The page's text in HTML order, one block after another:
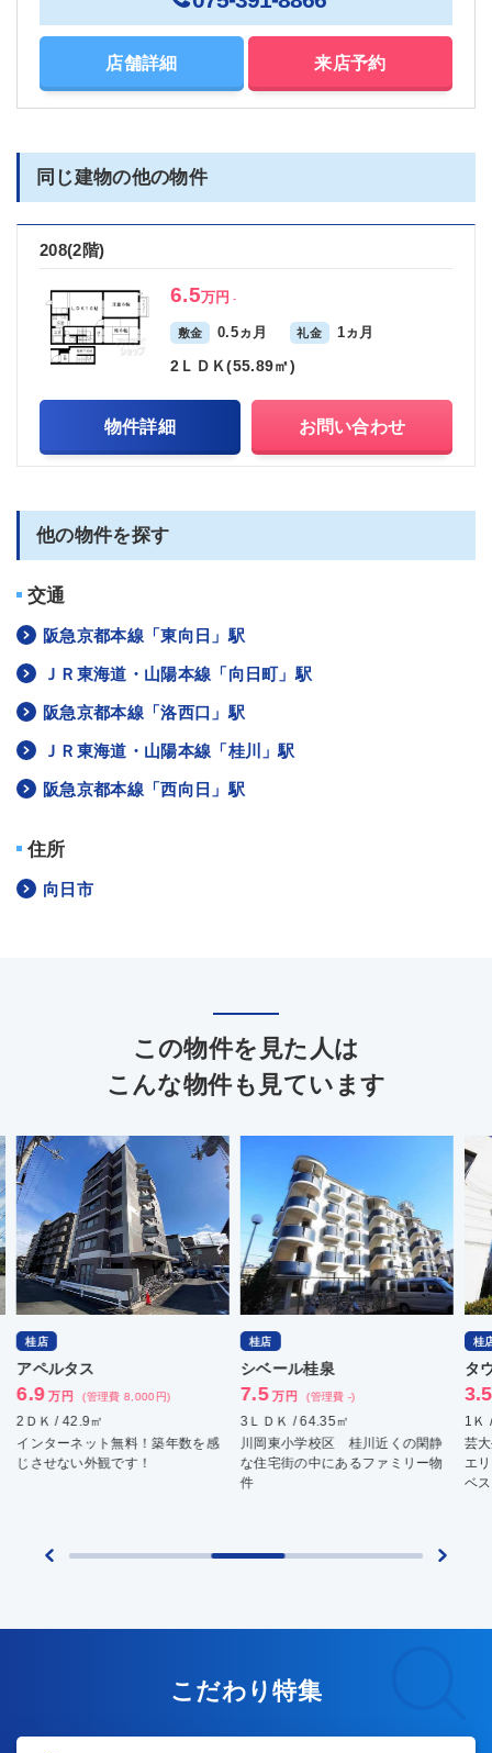
店舗詳細 来店予約
同じ建物の他の物件
208(2階)
6.5万円 -
敷金 0.5ヵ月 礼金 1ヵ月
2ＬＤＫ(55.89㎡)
物件詳細 お問い合わせ
他の物件を探す
交通
阪急京都本線「東向日」駅
ＪＲ東海道・山陽本線「向日町」駅
阪急京都本線「洛西口」駅
ＪＲ東海道・山陽本線「桂川」駅
阪急京都本線「西向日」駅
住所
向日市
この物件を見た人は
こんな物件も見ています
桂店
アペルタス
6.9 万円 (管理費 8,000円)
2ＤＫ / 42.9㎡
インターネット無料！築年数を感
じさせない外観です！
桂店
シベール桂泉
7.5 万円 (管理費 -)
3ＬＤＫ / 64.35㎡
川岡東小学校区 桂川近くの閑静
な住宅街の中にあるファミリー物
件
桂
タ
3.5
1Ｋ
芸
エ
ベ
こだわり特集